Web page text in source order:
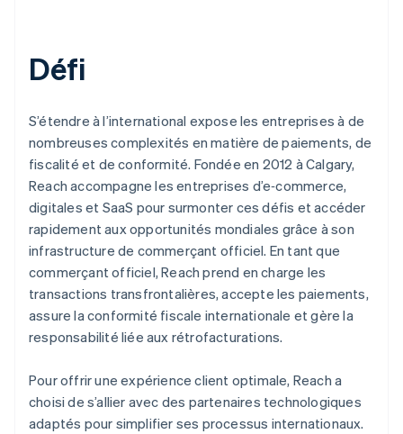
Défi
S’étendre à l’international expose les entreprises à de
nombreuses complexités en matière de paiements, de
fiscalité et de conformité. Fondée en 2012 à Calgary,
Reach accompagne les entreprises d’e‑commerce,
digitales et SaaS pour surmonter ces défis et accéder
rapidement aux opportunités mondiales grâce à son
infrastructure de commerçant officiel. En tant que
commerçant officiel, Reach prend en charge les
transactions transfrontalières, accepte les paiements,
assure la conformité fiscale internationale et gère la
responsabilité liée aux rétrofacturations.
Pour offrir une expérience client optimale, Reach a
choisi de s’allier avec des partenaires technologiques
adaptés pour simplifier ses processus internationaux.